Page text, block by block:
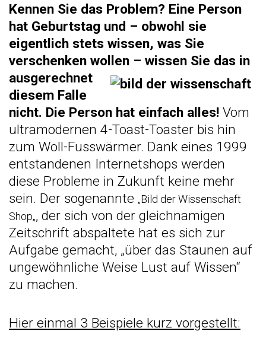
Kennen Sie das Problem? Eine Person
hat Geburtstag und – obwohl sie
eigentlich stets wissen, was Sie
verschenken wollen – wissen Sie das in
ausgerechnet
diesem Falle
nicht. Die Person hat einfach alles! Vom
ultramodernen 4-Toast-Toaster bis hin
zum Woll-Fusswärmer. Dank eines 1999
entstandenen Internetshops werden
diese Probleme in Zukunft keine mehr
sein. Der sogenannte „Bild der Wissenschaft
Shop„, der sich von der gleichnamigen
Zeitschrift abspaltete hat es sich zur
Aufgabe gemacht, „über das Staunen auf
ungewöhnliche Weise Lust auf Wissen“
zu machen.
Hier einmal 3 Beispiele kurz vorgestellt: